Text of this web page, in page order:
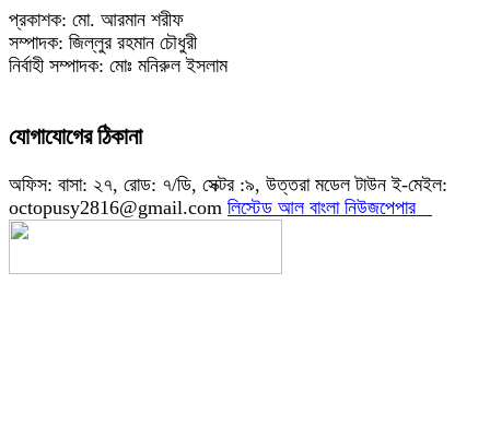
প্রকাশক: মো. আরমান শরীফ
সম্পাদক: জিল্লুর রহমান চৌধুরী
নির্বাহী সম্পাদক: মোঃ মনিরুল ইসলাম
যোগাযোগের ঠিকানা
অফিস: বাসা: ২৭, রোড: ৭/ডি, সেক্টর :৯, উত্তরা মডেল টাউন ই-মেইল:
octopusy2816@gmail.com লিস্টেড আল বাংলা নিউজপেপার